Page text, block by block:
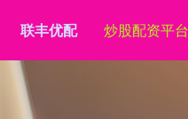
联丰优配 炒股配资平台